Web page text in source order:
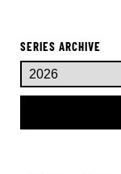
SERIES ARCHIVE